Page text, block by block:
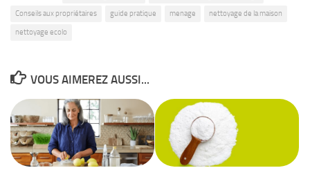
Conseils aux propriétaires guide pratique menage nettoyage de la maison
nettoyage ecolo
VOUS AIMEREZ AUSSI...